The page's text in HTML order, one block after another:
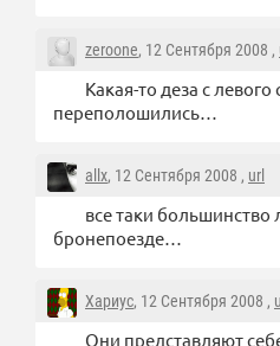
zeroone, 12 Сентября 2008 ,
Какая-то деза с левого
переполошились…
allx, 12 Сентября 2008 , url
все таки большинство
бронепоезде…
Хариус, 12 Сентября 2008 ,
Они представляют